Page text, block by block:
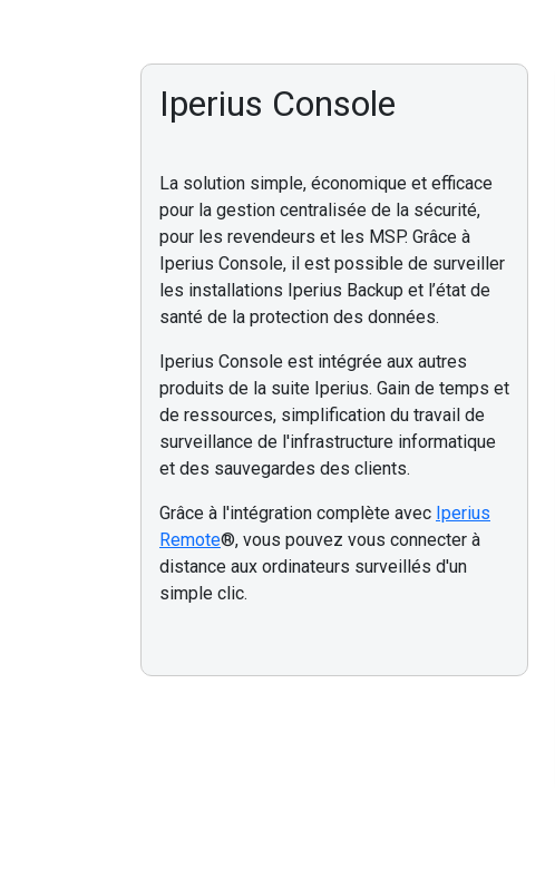
Iperius Console
La solution simple, économique et efficace
pour la gestion centralisée de la sécurité,
pour les revendeurs et les MSP. Grâce à
Iperius Console, il est possible de surveiller
les installations Iperius Backup et l’état de
santé de la protection des données.
Iperius Console est intégrée aux autres
produits de la suite Iperius. Gain de temps et
de ressources, simplification du travail de
surveillance de l'infrastructure informatique
et des sauvegardes des clients.
Grâce à l'intégration complète avec Iperius
Remote®, vous pouvez vous connecter à
distance aux ordinateurs surveillés d'un
simple clic.